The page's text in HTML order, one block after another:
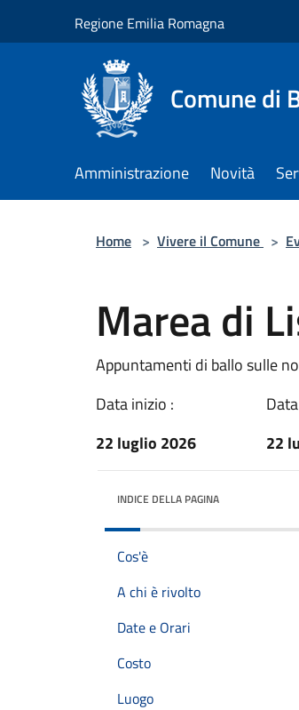
Regione Emilia Romagna
Comune di
Amministrazione Novità
Home > Vivere il Comune >
Marea di
Appuntamenti di ballo sulle
Data inizio :
22 luglio 2026
22
INDICE DELLA PAGINA
Cos'è
A chi è rivolto
Date e Orari
Costo
Luogo